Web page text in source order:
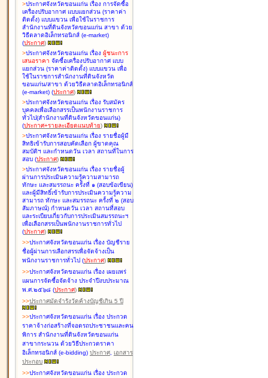
>ประกาศจังหวัดขอนแก่น เรื่อง การจัดซื้อ
เครื่องปรับอากาศ แบบแยกส่วน (ราคาค่า
ติดตั้ง) แบบแขวน เพื่อใช้ในราชการ
สำนักงานที่ดินจังหวัดขอนแก่น สาขา ด้วย
วิธีตลาดอิเล็กทรอนิกส์ (e-market)
(ประกาศ)
>ประกาศจังหวัดขอนแก่น เรื่อง ผู้ชนะการ
เสนอราคา จัดซื้อเครื่องปรับอากาศ แบบ
แยกส่วน (ราคาค่าติดตั้ง) แบบแขวน เพื่อ
ใช้ในราชการสำนักงานที่ดินจังหวัด
ขอนแก่น/สาขา ด้วยวิธีตลาดอิเล็กทรอนิกส์
(e-market) (ประกาศ)
>ประกาศจังหวัดขอนแก่น เรื่อง รับสมัคร
บุคคลเพื่อเลือกสรรเป็นพนักงานราชการ
ทั่วไป(สำนักงานที่ดินจังหวัดขอนแก่น)
(ประกาศ+รายละเอียดแนบท้าย)
>ประกาศจังหวัดขอนแก่น เรื่อง รายชื่อผู้มี
สิทธิเข้ารับการสอบคัดเลือก ผู้ขาดคุณ
สมบัติฯ และกำหนดวัน เวลา สถานที่ในการ
สอบ (ประกาศ)
>ประกาศจังหวัดขอนแก่น เรื่อง รายชื่อผู้
ผ่านการประเมินความรู้ความสามารถ
ทักษะ และสมรรถนะ ครั้งที่ ๑ (สอบข้อเขียน)
และผู้มีสิทธิ์เข้ารับการประเมินความรู้ความ
สามารถ ทักษะ และสมรรถนะ ครั้งที่ ๒ (สอบ
สัมภาษณ์) กำหนดวัน เวลา สถานที่สอบ
และระเบียบเกี่ยวกับการประเมินสมรรถนะฯ
เพื่อเลือกสรรเป็นพนักงานราชการทั่วไป
(ประกาศ)
>>ประกาศจังหวัดขอนแก่น เรื่อง บัญชีราย
ชื่อผู้ผ่านการเลือกสรรเพื่อจัดจ้างเป็น
พนักงานราชการทั่วไป (ประกาศ)
>>ประกาศจังหวัดขอนแก่น เรื่อง เผยแพร่
แผนการจัดซื้อจัดจ้าง ประจำปีงบประมาณ
พ.ศ.๒๕๖๘ (ประกาศ)
>>ประกาศมัดจำรังวัดค้างบัญชีเกิน 5 ปี
>>ประกาศจังหวัดขอนแก่น เรื่อง ประกวด
ราคาจ้างก่อสร้างที่จอดรถประชาชนและคน
พิการ สำนักงานที่ดินจังหวัดขอนแก่น
สาขากระนวน ด้วยวิธีประกวดราคา
อิเล็กทรอนิกส์ (e-bidding) ประกาศ, เอกสาร
ประกอบ
>>ประกาศจังหวัดขอนแก่น เรื่อง ประกวด